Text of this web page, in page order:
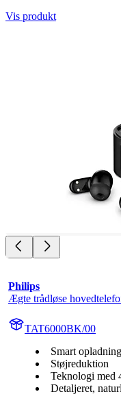
Vis produkt
Philips
Ægte trådløse
TAT6000BK/00
Smart
Støjreduktion
Teknologi med
Detaljeret,